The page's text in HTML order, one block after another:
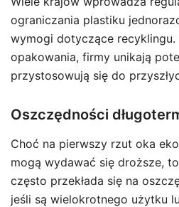
ograniczania plastiku
wymogi dotyczące
opakowania, firmy unikają
przystosowują się do
Oszczędności
Choć na pierwszy rzut oka
mogą wydawać się droższe,
często przekłada się na
jeśli są wielokrotnego użytku